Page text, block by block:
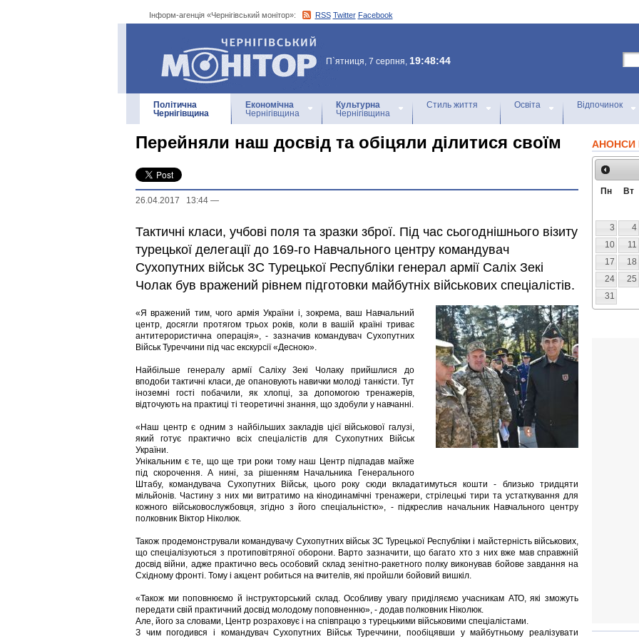
Інформ-агенція «Чернігівський монітор»: RSS Twitter Facebook
Інформ-агенція
«Чернігівський монітор»
П`ятниця, 7 серпня, 19:48:44
Політична
Чернігівщина
Економічна
Чернігівщина
Культурна
Чернігівщина
Стиль життя Освіта Відпочинок
Перейняли наш досвід та обіцяли ділитися своїм
26.04.2017 13:44 —
Тактичні класи, учбові поля та зразки зброї. Під час сьогоднішнього візиту
турецької делегації до 169-го Навчального центру командувач
Сухопутних військ ЗС Турецької Республіки генерал армії Саліх Зекі
Чолак був вражений рівнем підготовки майбутніх військових спеціалістів.
«Я вражений тим, чого армія України і, зокрема, ваш Навчальний
центр, досягли протягом трьох років, коли в вашій країні триває
антитерористична операція», - зазначив командувач Сухопутних
Військ Туреччини під час екскурсії «Десною».
Найбільше генералу армії Саліху Зекі Чолаку прийшлися до
вподоби тактичні класи, де опановують навички молоді танкісти. Тут
іноземні гості побачили, як хлопці, за допомогою тренажерів,
відточують на практиці ті теоретичні знання, що здобули у навчанні.
«Наш центр є одним з найбільших закладів цієї військової галузі,
який готує практично всіх спеціалістів для Сухопутних Військ
України.
Унікальним є те, що ще три роки тому наш Центр підпадав майже
під скорочення. А нині, за рішенням Начальника Генерального
Штабу, командувача Сухопутних Військ, цього року сюди вкладатимуться кошти - близько тридцяти
мільйонів. Частину з них ми витратимо на кінодинамічні тренажери, стрілецькі тири та устаткування для
кожного військовослужбовця, згідно з його спеціальністю», - підкреслив начальник Навчального центру
полковник Віктор Ніколюк.
Також продемонстрували командувачу Сухопутних військ ЗС Турецької Республіки і майстерність військових,
що спеціалізуються з протиповітряної оборони. Варто зазначити, що багато хто з них вже мав справжній
досвід війни, адже практично весь особовий склад зенітно-ракетного полку виконував бойове завдання на
Східному фронті. Тому і акцент робиться на вчителів, які пройшли бойовий вишкіл.
«Також ми поповнюємо й інструкторський склад. Особливу увагу приділяємо учасникам АТО, які зможуть
передати свій практичний досвід молодому поповненню», - додав полковник Ніколюк.
Але, його за словами, Центр розраховує і на співпрацю з турецькими військовими спеціалістами.
З чим погодився і командувач Сухопутних Військ Туреччини, пообіцявши у майбутньому реалізувати
АНОНСИ
Пн Вт
3
4
10
11
17
18
24
25
31